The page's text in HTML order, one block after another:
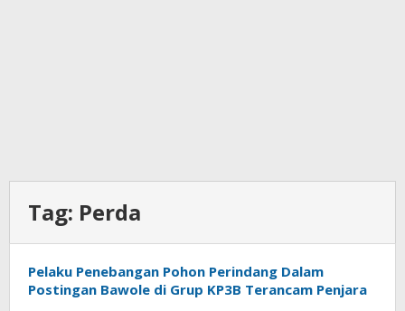
Tag: Perda
Pelaku Penebangan Pohon Perindang Dalam
Postingan Bawole di Grup KP3B Terancam Penjara